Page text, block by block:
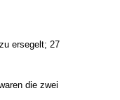
ersegelt; 27
die zwei